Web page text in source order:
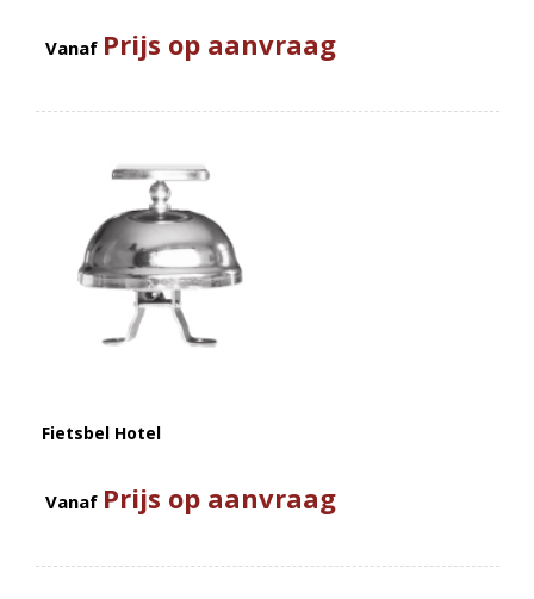
Vanaf Prijs op aanvraag
Fietsbel Hotel
Vanaf Prijs op aanvraag